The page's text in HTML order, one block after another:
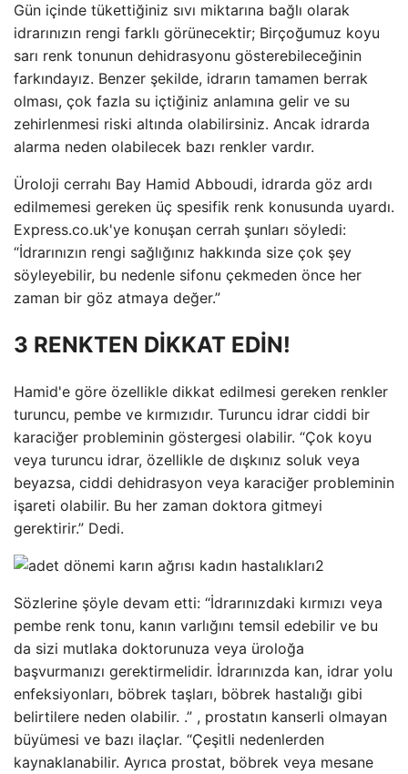
Gün içinde tükettiğiniz sıvı miktarına bağlı olarak
idrarınızın rengi farklı görünecektir; Birçoğumuz koyu
sarı renk tonunun dehidrasyonu gösterebileceğinin
farkındayız. Benzer şekilde, idrarın tamamen berrak
olması, çok fazla su içtiğiniz anlamına gelir ve su
zehirlenmesi riski altında olabilirsiniz. Ancak idrarda
alarma neden olabilecek bazı renkler vardır.
Üroloji cerrahı Bay Hamid Abboudi, idrarda göz ardı
edilmemesi gereken üç spesifik renk konusunda uyardı.
Express.co.uk'ye konuşan cerrah şunları söyledi:
“İdrarınızın rengi sağlığınız hakkında size çok şey
söyleyebilir, bu nedenle sifonu çekmeden önce her
zaman bir göz atmaya değer.”
3 RENKTEN DİKKAT EDİN!
Hamid'e göre özellikle dikkat edilmesi gereken renkler
turuncu, pembe ve kırmızıdır. Turuncu idrar ciddi bir
karaciğer probleminin göstergesi olabilir. “Çok koyu
veya turuncu idrar, özellikle de dışkınız soluk veya
beyazsa, ciddi dehidrasyon veya karaciğer probleminin
işareti olabilir. Bu her zaman doktora gitmeyi
gerektirir.” Dedi.
Sözlerine şöyle devam etti: “İdrarınızdaki kırmızı veya
pembe renk tonu, kanın varlığını temsil edebilir ve bu
da sizi mutlaka doktorunuza veya üroloğa
başvurmanızı gerektirmelidir. İdrarınızda kan, idrar yolu
enfeksiyonları, böbrek taşları, böbrek hastalığı gibi
belirtilere neden olabilir. .” , prostatın kanserli olmayan
büyümesi ve bazı ilaçlar. “Çeşitli nedenlerden
kaynaklanabilir. Ayrıca prostat, böbrek veya mesane